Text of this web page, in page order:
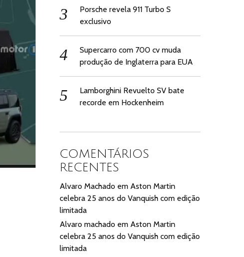
Porsche revela 911 Turbo S
exclusivo
Supercarro com 700 cv muda
produção de Inglaterra para EUA
Lamborghini Revuelto SV bate
recorde em Hockenheim
COMENTÁRIOS
RECENTES
Alvaro Machado emAston Martin
celebra 25 anos do Vanquish com edição
limitada
Alvaro machado emAston Martin
celebra 25 anos do Vanquish com edição
limitada